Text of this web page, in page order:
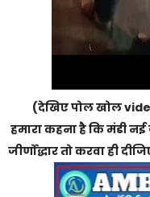
(देखिए पोल खोल
हमारा कहना है कि मंडी
जीर्णोद्धार तो करवा ही